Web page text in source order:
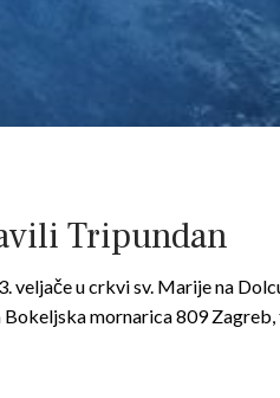
Tripundan
u crkvi sv. Marije na
mornarica 809